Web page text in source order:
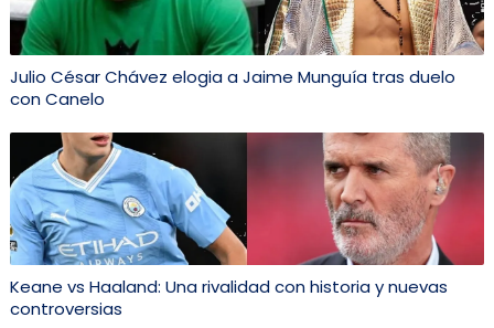
Julio César Chávez elogia a Jaime Munguía tras duelo
con Canelo
Keane vs Haaland: Una rivalidad con historia y nuevas
controversias